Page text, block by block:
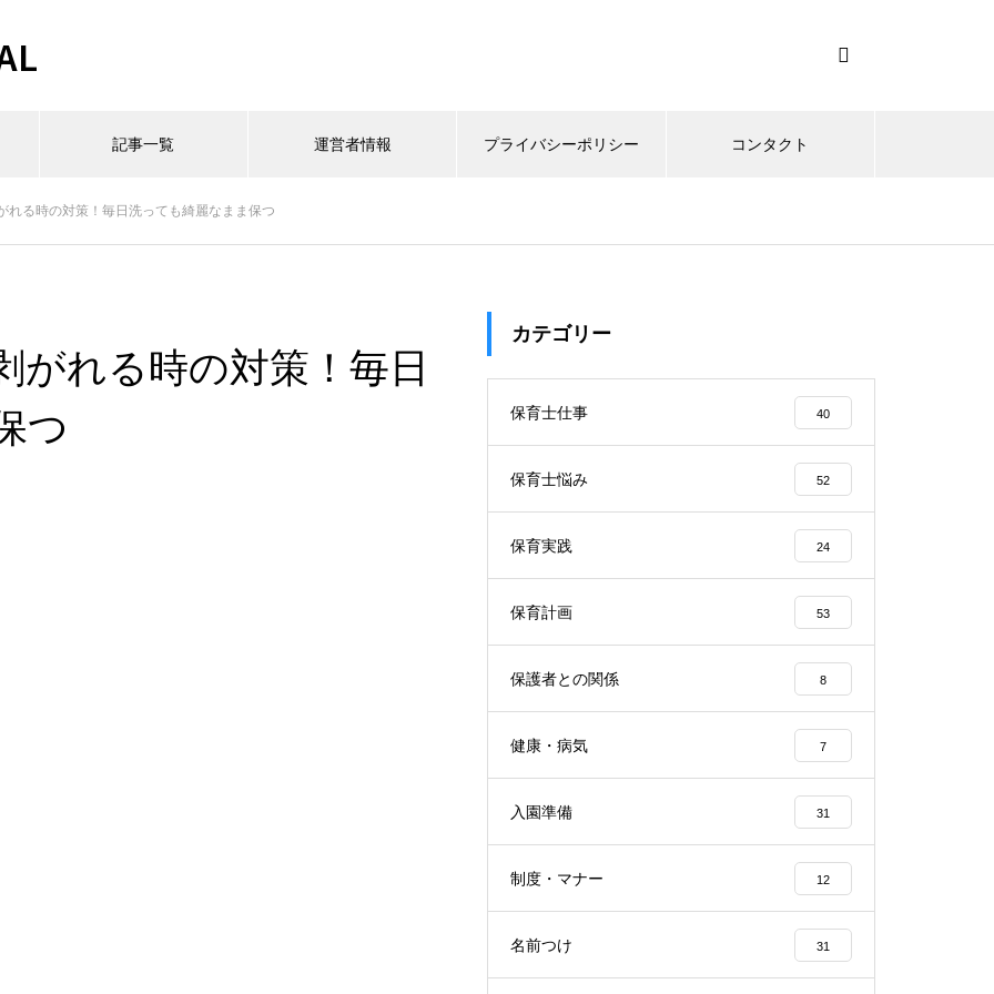
記事一覧 運営者情報 プライバシーポリシー コンタクト
れる時の対策！毎日洗っても綺麗なまま保つ
がれる時の対策！毎日
つ
カテゴリー
保育士仕事 40
保育士悩み 52
保育実践 24
保育計画 53
保護者との関係 8
健康・病気 7
入園準備 31
制度・マナー 12
名前つけ 31